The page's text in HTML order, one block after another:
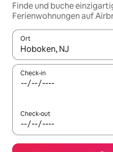
Finde und buche
Ferienwohnungen auf
Ort
Wenn Ergebnisse
Check-in
Check-out